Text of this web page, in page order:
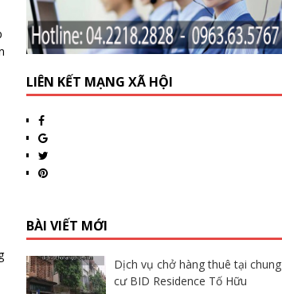
LIÊN KẾT MẠNG XÃ HỘI
BÀI VIẾT MỚI
Dịch vụ chở hàng thuê tại chung
cư BID Residence Tố Hữu